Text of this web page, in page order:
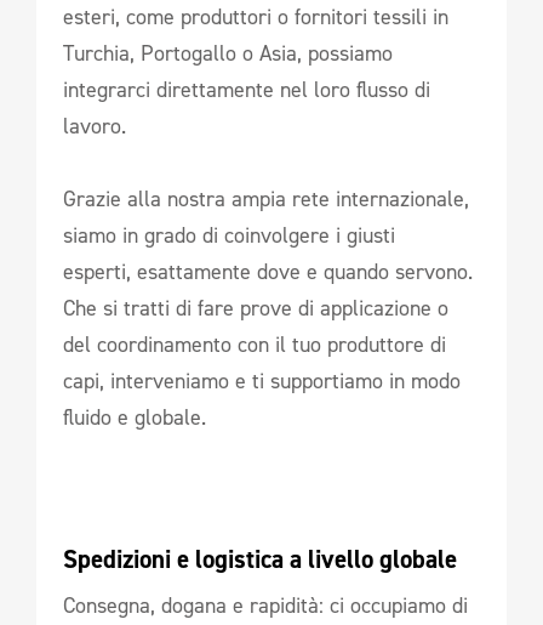
esteri, come produttori o fornitori tessili in
Turchia, Portogallo o Asia, possiamo
integrarci direttamente nel loro flusso di
lavoro.
Grazie alla nostra ampia rete internazionale,
siamo in grado di coinvolgere i giusti
esperti, esattamente dove e quando servono.
Che si tratti di fare prove di applicazione o
del coordinamento con il tuo produttore di
capi, interveniamo e ti supportiamo in modo
fluido e globale.
Spedizioni e logistica a livello globale
Consegna, dogana e rapidità: ci occupiamo di